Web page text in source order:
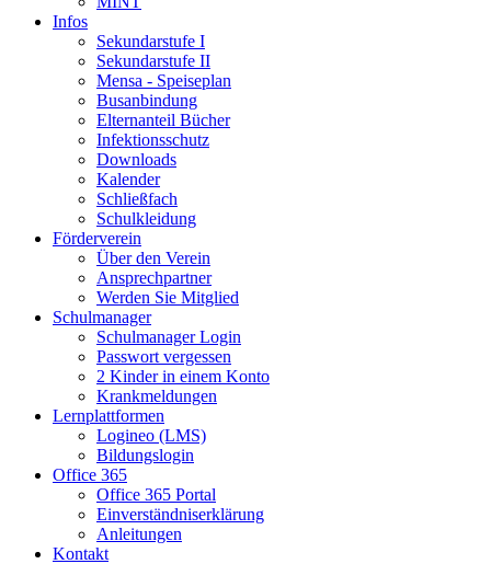
Infos
Sekundarstufe I
Sekundarstufe II
Mensa - Speiseplan
Busanbindung
Elternanteil Bücher
Infektionsschutz
Downloads
Kalender
Schließfach
Schulkleidung
Förderverein
Über den Verein
Ansprechpartner
Werden Sie Mitglied
Schulmanager
Schulmanager Login
Passwort vergessen
2 Kinder in einem Konto
Krankmeldungen
Lernplattformen
Logineo (LMS)
Bildungslogin
Office 365
Office 365 Portal
Einverständniserklärung
Anleitungen
Kontakt